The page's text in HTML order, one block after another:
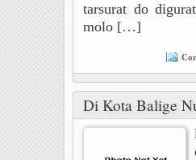
tarsurat do
molo […]
Di Kota Balige